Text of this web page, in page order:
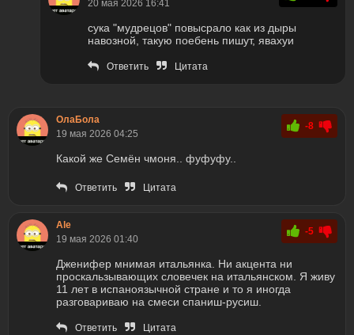
20 мая 2026 16:41
сука "мудрецов" повысрало как из дыры
навозной, такую поебень пишут, явахуи
Ответить Цитата
ОлаБола
19 мая 2026 04:25
-8
Какой же Семён чмоня.. фуфуфу..
Ответить Цитата
Ale
19 мая 2026 01:40
-5
Дженифер мнимая итальянка. Ни акцента ни
проскальзывающих словечек на итальянском. Я живу
11 лет в испаноязычной стране и то я иногда
разговариваю на смеси спаниш-русиш.
Ответить Цитата